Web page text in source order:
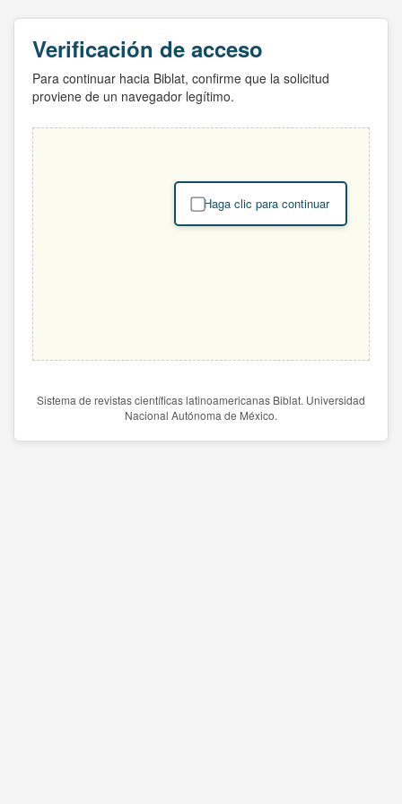
Verificación de acceso
Para continuar hacia Biblat, confirme que la solicitud
proviene de un navegador legítimo.
Haga clic para continuar
Sistema de revistas científicas latinoamericanas Biblat. Universidad
Nacional Autónoma de México.